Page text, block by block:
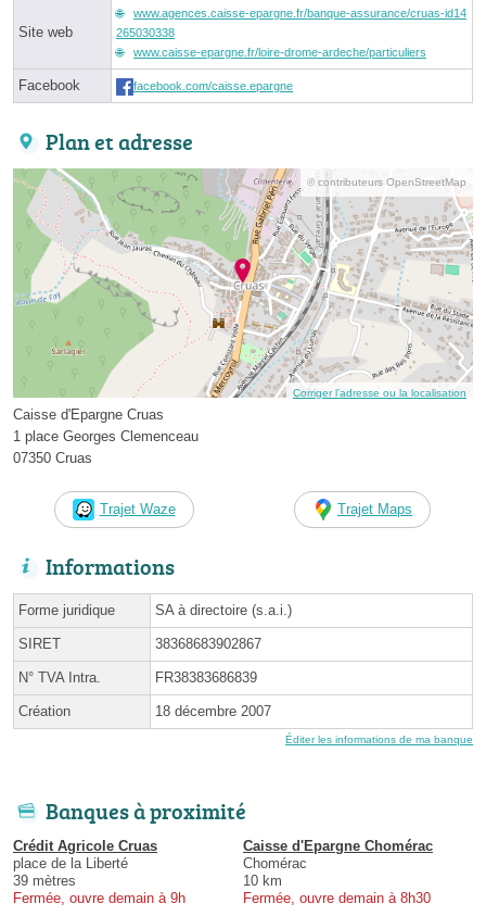
Site web
www.agences.caisse-epargne.fr/banque-assurance/cruas-id14
265030338
www.caisse-epargne.fr/loire-drome-ardeche/particuliers
Facebook facebook.com/caisse.epargne
Plan et adresse
© contributeurs OpenStreetMap
Corriger l’adresse ou la localisation
Caisse d'Epargne Cruas
1 place Georges Clemenceau
07350 Cruas
Trajet Waze Trajet Maps
Informations
Forme juridique SA à directoire (s.a.i.)
SIRET 38368683902867
N° TVA Intra. FR38383686839
Création 18 décembre 2007
Éditer les informations de ma banque
Banques à proximité
Crédit Agricole Cruas
place de la Liberté
39 mètres
Fermée, ouvre demain à 9h
Caisse d'Epargne Chomérac
Chomérac
10 km
Fermée, ouvre demain à 8h30